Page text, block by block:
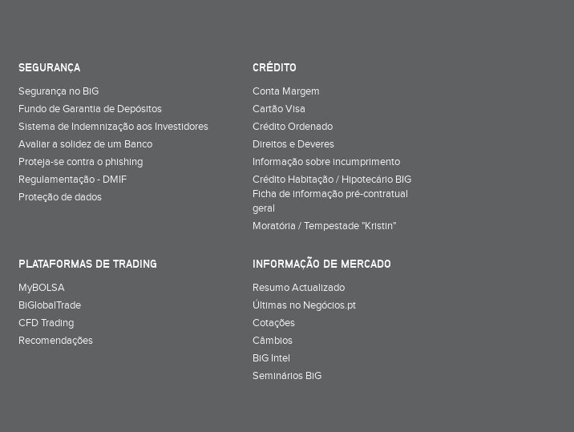
SEGURANÇA
Segurança no BiG
Fundo de Garantia de Depósitos
Sistema de Indemnização aos Investidores
Avaliar a solidez de um Banco
Proteja-se contra o phishing
Regulamentação - DMIF
Proteção de dados
CRÉDITO
Conta Margem
Cartão Visa
Crédito Ordenado
Direitos e Deveres
Informação sobre incumprimento
Crédito Habitação / Hipotecário BIG
Ficha de informação pré-contratual
geral
Moratória / Tempestade "Kristin"
PLATAFORMAS DE TRADING
MyBOLSA
BiGlobalTrade
CFD Trading
Recomendações
INFORMAÇÃO DE MERCADO
Resumo Actualizado
Últimas no Negócios.pt
Cotações
Câmbios
BiG Intel
Seminários BiG